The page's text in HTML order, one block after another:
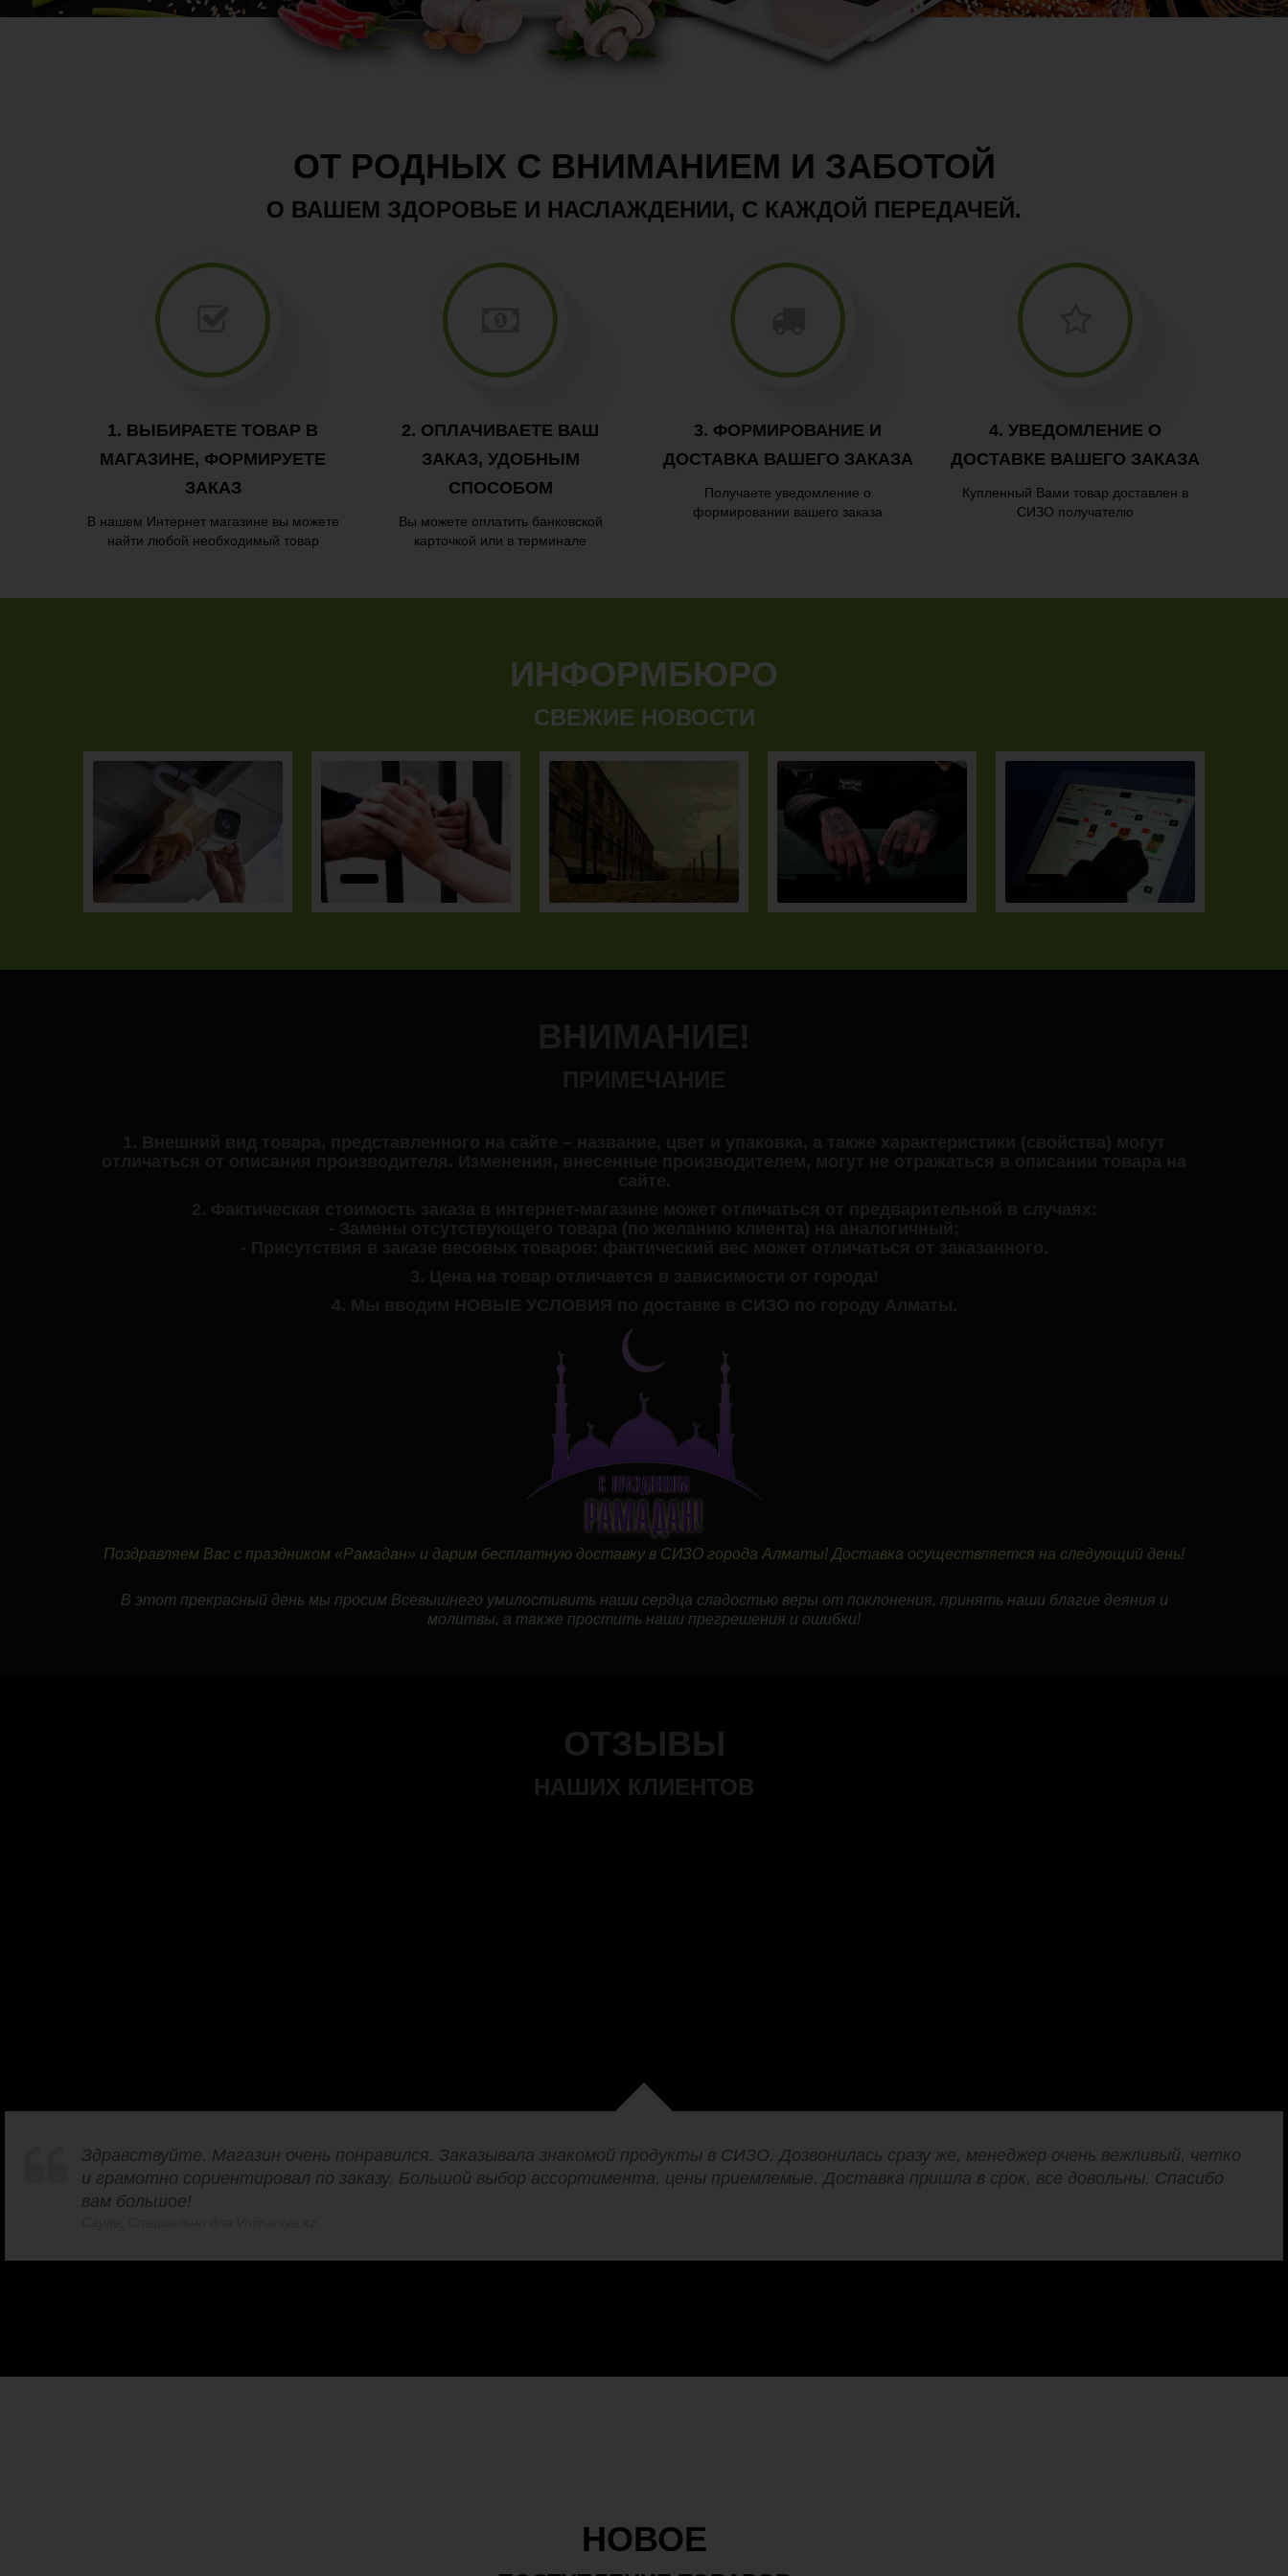
ОТ РОДНЫХ С ВНИМАНИЕМ И ЗАБОТОЙ
О ВАШЕМ ЗДОРОВЬЕ И НАСЛАЖДЕНИИ, С КАЖДОЙ ПЕРЕДАЧЕЙ.
1. ВЫБИРАЕТЕ ТОВАР В
МАГАЗИНЕ, ФОРМИРУЕТЕ
ЗАКАЗ
В нашем Интернет магазине вы можете
найти любой необходимый товар
2. ОПЛАЧИВАЕТЕ ВАШ
ЗАКАЗ, УДОБНЫМ
СПОСОБОМ
Вы можете оплатить банковской
карточкой или в терминале
3. ФОРМИРОВАНИЕ И
ДОСТАВКА ВАШЕГО ЗАКАЗА
Получаете уведомление о
формировании вашего заказа
4. УВЕДОМЛЕНИЕ О
ДОСТАВКЕ ВАШЕГО ЗАКАЗА
Купленный Вами товар доставлен в
СИЗО получателю
ИНФОРМБЮРО
СВЕЖИЕ НОВОСТИ
Поздравляем Вас с праздником «Рамадан» и дарим бесплатную доставку в СИЗО города Алматы! Доставка осуществляется на следующий день!
В этот прекрасный день мы просим Всевышнего умилостивить наши сердца сладостью веры от поклонения, принять наши благие деяния и
молитвы, а также простить наши прегрешения и ошибки!
ОТЗЫВЫ
НАШИХ КЛИЕНТОВ
Здравствуйте. Магазин очень понравился. Заказывала знакомой продукты в СИЗО. Дозвонилась сразу же, менеджер очень вежливый, четко
и грамотно сориентировал по заказу. Большой выбор ассортимента, цены приемлемые. Доставка пришла в срок, все довольны. Спасибо
вам большое!
НОВОЕ